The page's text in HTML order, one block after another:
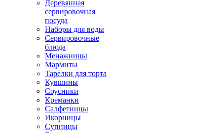
Деревянная
сервировочная
посуда
Наборы для воды
Сервировочные
блюда
Менажницы
Мармиты
Тарелки для торта
Кувшины
Соусники
Креманки
Салфетницы
Икорницы
Супницы